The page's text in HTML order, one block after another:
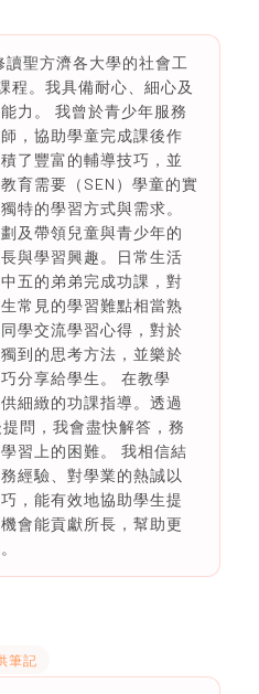
聖方濟各大學的社會工
程。我具備耐心、細心及
力。 我曾於青少年服務
，協助學童完成課後作
了豐富的輔導技巧，並
育需要（SEN）學童的實
特的學習方式與需求。
及帶領兒童與青少年的
與學習興趣。日常生活
五的弟弟完成功課，對
常見的學習難點相當熟
學交流學習心得，對於
到的思考方法，並樂於
分享給學生。 在教學
細緻的功課指導。透過
問，我會盡快解答，務
習上的困難。 我相信結
經驗、對學業的熱誠以
，能有效地協助學生提
會能貢獻所長，幫助更
筆記